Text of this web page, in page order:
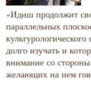
«Идиш продолжит
параллельных
долго изучать и
внимание со стороны
желающих на нем